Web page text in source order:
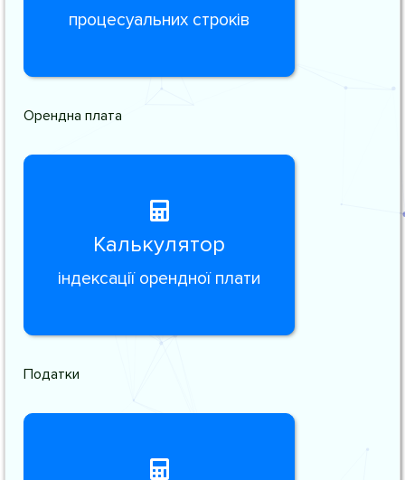
процесуальних строків
Орендна плата
Калькулятор
індексації орендної плати
Податки